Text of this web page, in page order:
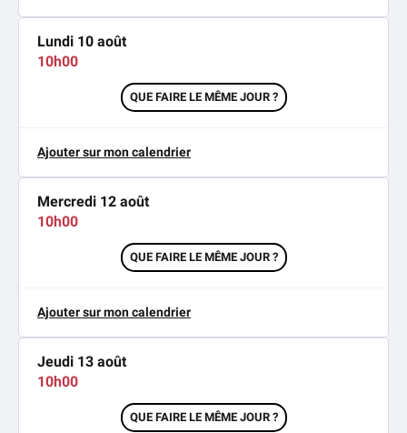
Lundi 10 août
10h00
QUE FAIRE LE MÊME JOUR ?
Ajouter sur mon calendrier
Mercredi 12 août
10h00
QUE FAIRE LE MÊME JOUR ?
Ajouter sur mon calendrier
Jeudi 13 août
10h00
QUE FAIRE LE MÊME JOUR ?